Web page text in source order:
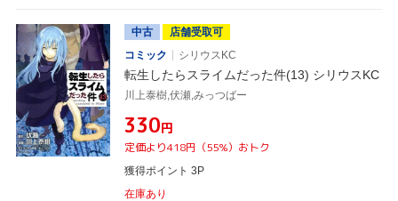
中古
店舗受取可
コミック
シリウスKC
転生したらスライムだった件(13) シリウスKC
川上泰樹,伏瀬,みっつばー
¥330円
定価より418円（55%）おトク
獲得ポイント 3P
在庫あり